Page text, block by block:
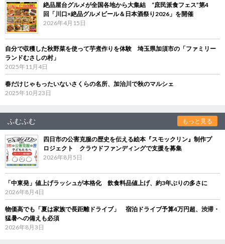
絶品屋台グルメが全国各地から大集結 “庶民派食フェス”第4
回「川口×絶品グルメビール＆日本酒祭り2026」を開催
2026年4月15日
自分で収穫した秋野菜を使って芋煮作りを体験 埼玉県加須市の「ファミリー
ランドむさしの村」
2025年11月4日
春だけじゃもったいないさくらの名所、加治川で秋のマルシェ
2025年10月23日
ふむふむ もっと見る
四日市の公害克服の歴史を伝える絵本『スモックリン』制作プ
ロジェクト クラウドファンディングで支援を募集
2026年8月5日
「中東発」値上げラッシュが本格化 飲食料品値上げ、約3年ぶりの多さに
2026年8月4日
物価高でも「夏は家族で長距離ドライブ」 宿泊ドライブ予算4万円超、渋滞・
猛暑への備えも必須
2026年8月3日